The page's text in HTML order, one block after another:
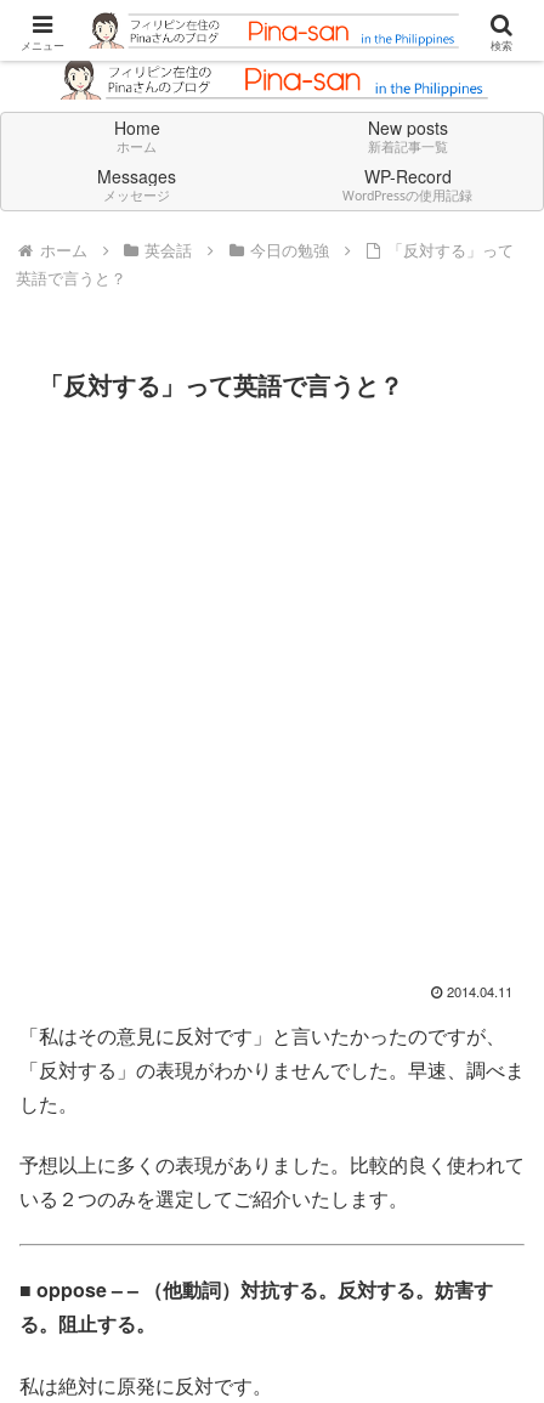
Don't think deeply. Feel always in English.
Home
ホーム
New posts
新着記事一覧
Messages
メッセージ
WP-Record
WordPressの使用記録
ホーム 英会話 今日の勉強
「反対する」って
英語で言うと？
「反対する」って英語で言うと？
2014.04.11
「私はその意見に反対です」と言いたかったのですが、
「反対する」の表現がわかりませんでした。早速、調べま
した。
予想以上に多くの表現がありました。比較的良く使われて
いる２つのみを選定してご紹介いたします。
■ oppose – – （他動詞）対抗する。反対する。妨害す
る。阻止する。
私は絶対に原発に反対です。
メニュー 検索